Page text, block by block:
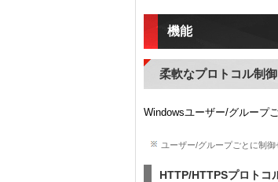
機能
柔軟なプロトコル制御
Windowsユーザー/グループ
ユーザー/グループごとに制
HTTP/HTTPSプロトコ